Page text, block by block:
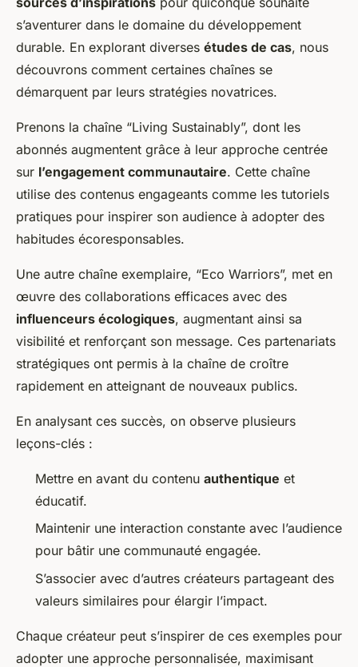
s’aventurer dans le domaine du développement
durable. En explorant diverses études de cas, nous
découvrons comment certaines chaînes se
démarquent par leurs stratégies novatrices.
Prenons la chaîne “Living Sustainably”, dont les
abonnés augmentent grâce à leur approche centrée
sur l’engagement communautaire. Cette chaîne
utilise des contenus engageants comme les tutoriels
pratiques pour inspirer son audience à adopter des
habitudes écoresponsables.
Une autre chaîne exemplaire, “Eco Warriors”, met en
œuvre des collaborations efficaces avec des
influenceurs écologiques, augmentant ainsi sa
visibilité et renforçant son message. Ces partenariats
stratégiques ont permis à la chaîne de croître
rapidement en atteignant de nouveaux publics.
En analysant ces succès, on observe plusieurs
leçons-clés :
Mettre en avant du contenu authentique et
éducatif.
Maintenir une interaction constante avec l’audience
pour bâtir une communauté engagée.
S’associer avec d’autres créateurs partageant des
valeurs similaires pour élargir l’impact.
Chaque créateur peut s’inspirer de ces exemples pour
adopter une approche personnalisée, maximisant